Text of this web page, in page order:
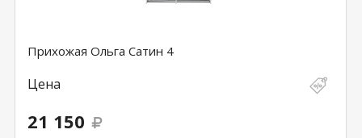
Прихожая Ольга Сатин 4
Цена
21 150